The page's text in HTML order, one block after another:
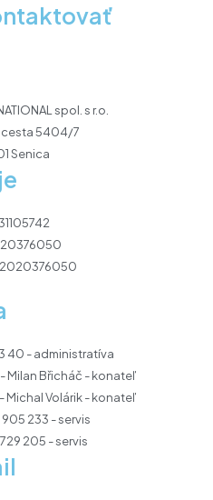
spol. s r.o.
5404/7
Senica
40 - administratíva
- Milan Břicháč - konateľ
Michal Volárik - konateľ
905 233 - servis
729 205 - servis